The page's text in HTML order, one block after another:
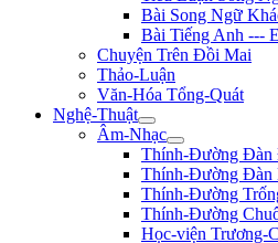
Bài Song Ngữ
Bài Tiếng Anh ---
Chuyện Trên Đồi Mai
Thảo-Luận
Văn-Hóa Tổng-Quát
Nghệ-Thuật
Âm-Nhạc
Thính-Đường Đàn
Thính-Đường Đàn
Thính-Đường
Thính-Đường
Học-viện Trương-